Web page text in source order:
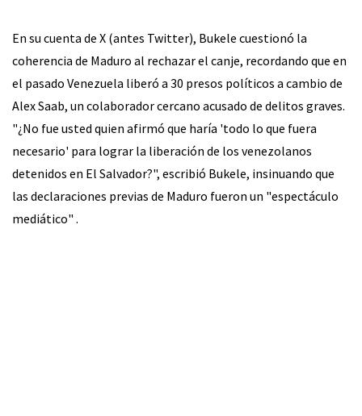
En su cuenta de X (antes Twitter), Bukele cuestionó la
coherencia de Maduro al rechazar el canje, recordando que en
el pasado Venezuela liberó a 30 presos políticos a cambio de
Alex Saab, un colaborador cercano acusado de delitos graves.
"¿No fue usted quien afirmó que haría 'todo lo que fuera
necesario' para lograr la liberación de los venezolanos
detenidos en El Salvador?", escribió Bukele, insinuando que
las declaraciones previas de Maduro fueron un "espectáculo
mediático" .